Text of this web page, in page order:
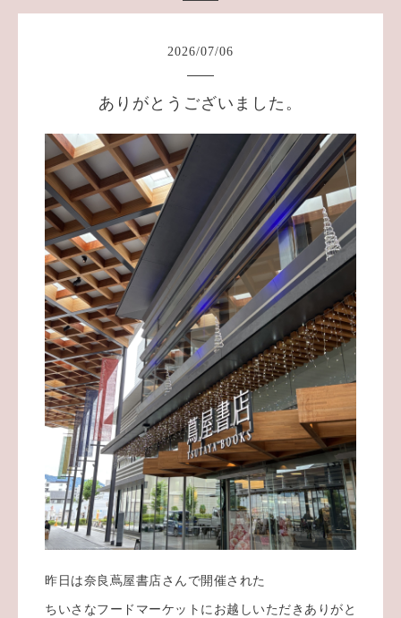
2026/07/06
ありがとうございました。
昨日は奈良蔦屋書店さんで開催された
ちいさなフードマーケットにお越しいただきありがと